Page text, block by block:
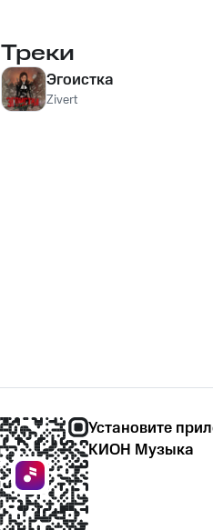
Треки
Эгоистка
Zivert
Установите
КИОН Музыка